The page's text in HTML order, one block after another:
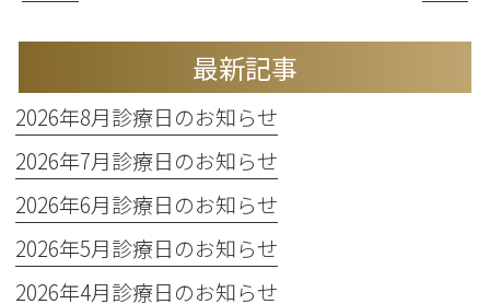
最新記事
2026年8月診療日のお知らせ
2026年7月診療日のお知らせ
2026年6月診療日のお知らせ
2026年5月診療日のお知らせ
2026年4月診療日のお知らせ